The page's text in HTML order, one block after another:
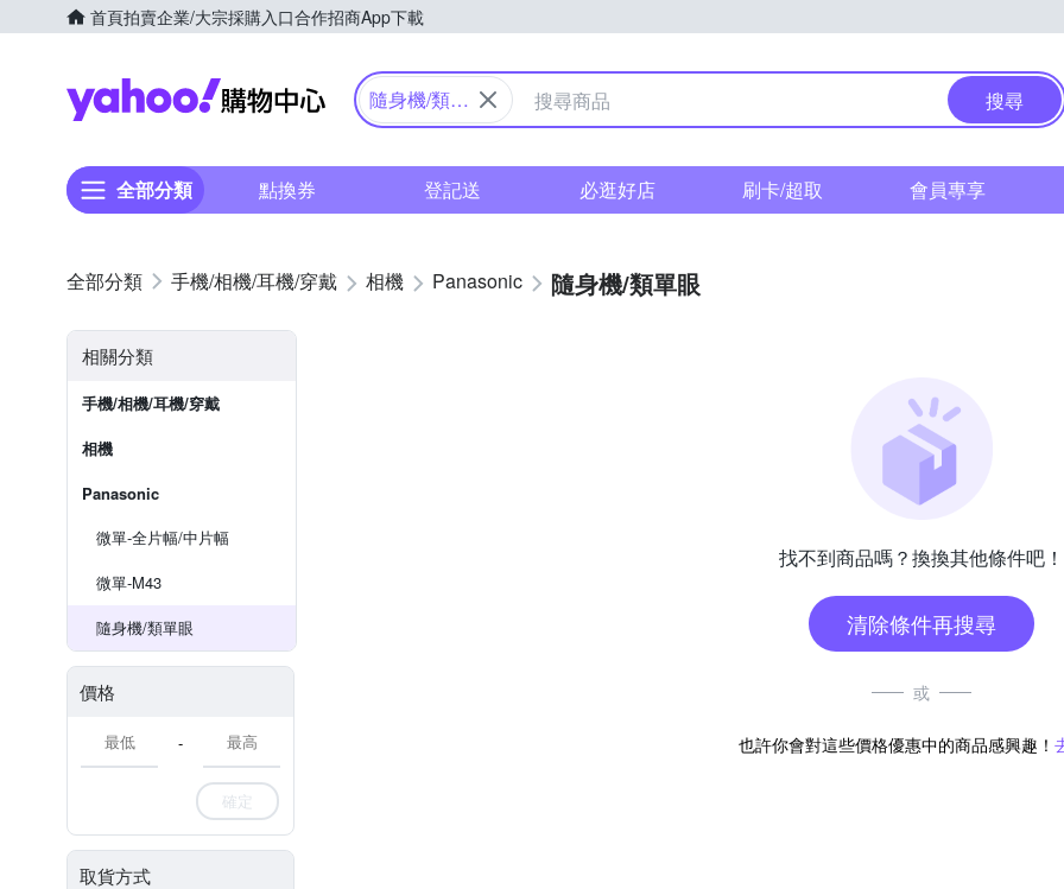
首頁拍賣企業/大宗採購入口合作招商App下載
Yahoo購物中心
隨身機/類單
搜尋
全部分類 點換券 登記送 必逛好店 刷卡/超取 會員專享
手機/相機/耳機/穿戴 相機 Panasonic 隨身機/類單眼
相關分類
手機/相機/耳機/穿戴
相機
Panasonic
微單-全片幅/中片幅
微單-M43
隨身機/類單眼
價格
-
確定
取貨方式
找不到商品嗎？換換其他條件吧！
清除條件再搜尋
或
也許你會對這些價格優惠中的商品感興趣！